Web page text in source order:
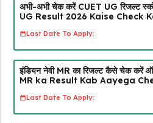
अभी-अभी चेक करें CUET UG रिजल्ट
UG Result 2026 Kaise Check
Last Date To Apply:
इंडियन नेवी MR का रिजल्ट कैसे चेक
MR ka Result Kab Aayega
Last Date To Apply: